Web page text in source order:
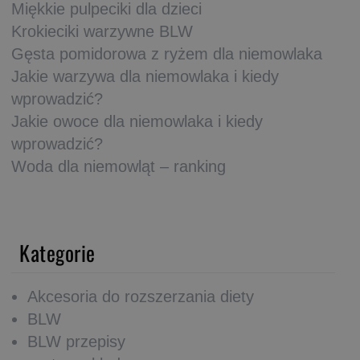
Miękkie pulpeciki dla dzieci
Krokieciki warzywne BLW
Gęsta pomidorowa z ryżem dla niemowlaka
Jakie warzywa dla niemowlaka i kiedy
wprowadzić?
Jakie owoce dla niemowlaka i kiedy
wprowadzić?
Woda dla niemowląt – ranking
Kategorie
Akcesoria do rozszerzania diety
BLW
BLW przepisy